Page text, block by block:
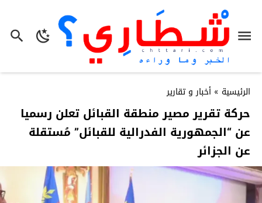
الرئيسية » أخبار و تقارير
حركة تقرير مصير منطقة القبائل تعلن رسميا
عن “الجمهورية الفدرالية للقبائل” مُستقلة
عن الجزائر